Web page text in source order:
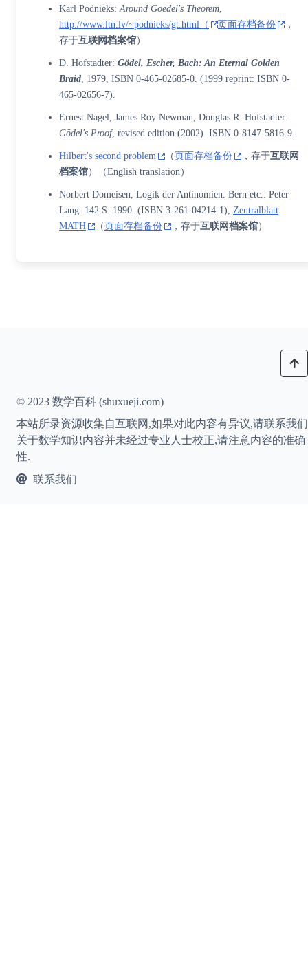
Karl Podnieks: Around Goedel's Theorem
http://www.ltn.lv/~podnieks/gt.html（
页面存档备份
，
存于互联网档案馆）
D. Hofstadter: Gödel, Escher, Bach: An Eternal Golden
Braid , 1979, ISBN 0-465-02685-0 . (1999 reprint: ISBN 0-
465-02656-7).
Ernest Nagel, James Roy Newman, Douglas R. Hofstadter:
Gödel's Proof, revised edition (2002). ISBN 0-8147-5816-9
Hilbert's second problem （页面存档备份 ，存于互联网
档案馆）（English translation）
Norbert Domeisen, Logik der Antinomien. Bern etc.: Peter
Lang. 142 S. 1990. (ISBN 3-261-04214-1 ), Zentralblatt
MATH
（页面存档备份 ，存于互联网档案馆）
© 2023 数学百科 (shuxueji.com)
本站所录资源收集自互联网,如果对此内容有异议,请联系我
关于数学知识内容并未经过专业人士校正,请注意内容的准确
性.
联系我们